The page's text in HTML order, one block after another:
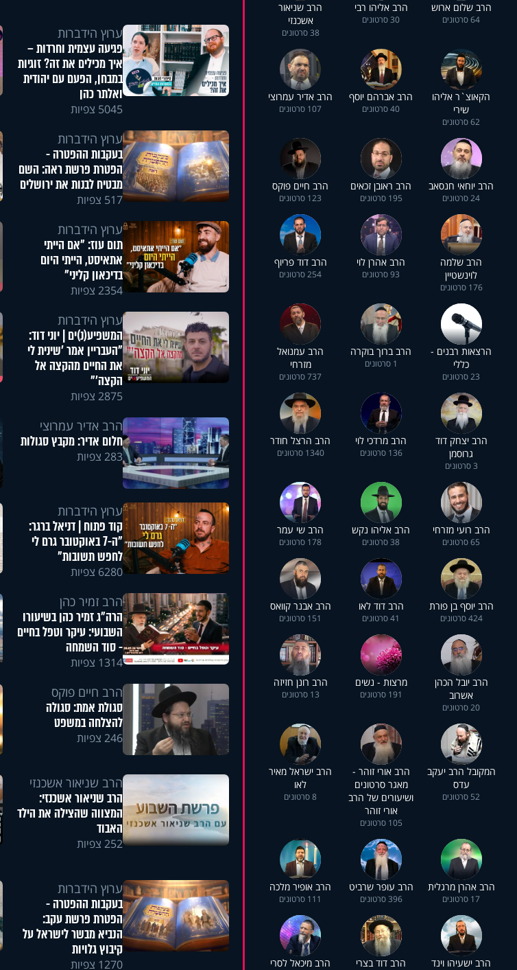
הרב שלום ארוש
64 סרטונים
הרב אליהו רבי
30 סרטונים
הרב שניאור
אשכנזי
38 סרטונים
הקאוצ`ר אליהו
שירי
62 סרטונים
הרב אברהם יוסף
40 סרטונים
הרב אדיר עמרוצי
107 סרטונים
הרב יוחאי חנסאב
24 סרטונים
הרב ראובן זכאים
195 סרטונים
הרב חיים פוקס
123 סרטונים
הרב שלמה
לוינשטיין
176 סרטונים
הרב אהרן לוי
93 סרטונים
הרב דוד פריוף
254 סרטונים
הרצאות רבנים -
כללי
23 סרטונים
הרב ברוך בוקרה
1 סרטונים
הרב עמנואל
מזרחי
737 סרטונים
הרב יצחק דוד
גרוסמן
3 סרטונים
הרב מרדכי לוי
136 סרטונים
הרב הרצל חודר
1340 סרטונים
הרב רועי מזרחי
65 סרטונים
הרב אליהו נקש
38 סרטונים
הרב שי עמר
178 סרטונים
הרב יוסף בן פורת
424 סרטונים
הרב דוד לאו
41 סרטונים
הרב אבנר קוואס
151 סרטונים
הרב יובל הכהן
אשרוב
20 סרטונים
מרצות - נשים
191 סרטונים
הרב רונן חזיזה
13 סרטונים
המקובל הרב יעקב
עדס
52 סרטונים
הרב אורי זוהר -
מאגר סרטונים
ושיעורים של הרב
אורי זוהר
105 סרטונים
הרב ישראל מאיר
לאו
8 סרטונים
הרב אהרן מרגלית
17 סרטונים
הרב עופר שרביט
396 סרטונים
הרב אופיר מלכה
111 סרטונים
הרב ישעיהו וינד הרב דוד בצרי הרב מיכאל לסרי
ערוץ הידברות
פגיעה עצמית וחרדות –
איך מכילים את זה? זוגיות
במבחן, הפעם עם יהודית
ואלתר כהן
5045 צפיות
ערוץ הידברות
בעקבות ההפטרה -
הפטרת פרשת ראה: השם
מבטיח לבנות את ירושלים
517 צפיות
ערוץ הידברות
תום עוז: "אם הייתי
אתאיסט, הייתי היום
בדיכאון קליני"
2354 צפיות
ערוץ הידברות
המשפיע(נ)ים | יוני דוד:
"העבריין אמר 'שינית לי
את החיים מהקצה אל
הקצה'"
2875 צפיות
הרב אדיר עמרוצי
חלום אדיר: מקבץ סגולות
283 צפיות
ערוץ הידברות
קוד פתוח | דניאל ברגר:
"ה-7 באוקטובר גרם לי
לחפש תשובות"
6280 צפיות
הרב זמיר כהן
הרה"ג זמיר כהן בשיעורו
השבועי: עיקר וטפל בחיים
- סוד השמחה
1314 צפיות
הרב חיים פוקס
סגולת אמת: סגולה
להצלחה במשפט
246 צפיות
הרב שניאור אשכנזי
הרב שניאור אשכנזי:
המצווה שהצילה את הילד
האבוד
252 צפיות
ערוץ הידברות
בעקבות ההפטרה -
הפטרת פרשת עקב:
הנביא מבשר לישראל על
קיבוץ גלויות
1270 צפיות